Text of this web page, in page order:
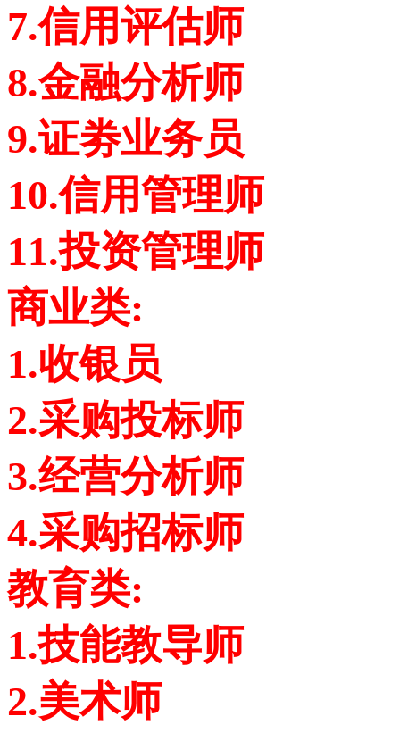
7.信用评估师
8.金融分析师
9.证劵业务员
10.信用管理师
11.投资管理师
商业类:
1.收银员
2.采购投标师
3.经营分析师
4.采购招标师
教育类:
1.技能教导师
2.美术师